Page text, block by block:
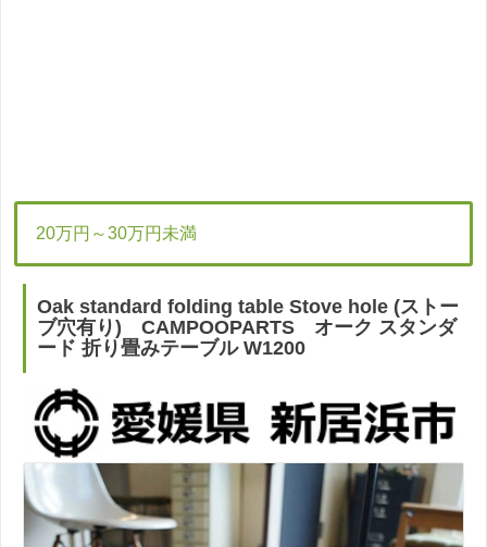
20万円～30万円未満
Oak standard folding table Stove hole (ストー
ブ穴有り) CAMPOOPARTS オーク スタンダ
ード 折り畳みテーブル W1200